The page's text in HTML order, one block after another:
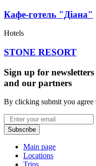
Кафе-готель "Діана"
Hotels
STONE RESORT
Sign up for
and our partners
By clicking submit you agree
Email
Subscribe
Main page
Locations